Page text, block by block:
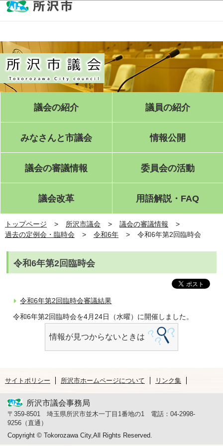
このページの本文へ移動
議会の紹介 議員の紹介
みなさんと市議会 情報公開
議会の審議情報 委員会の活動
議会改革 用語解説・FAQ
トップページ 所沢市議会
議会の審議情報
過去の定例会・臨時会
令和6年 令和6年第2回臨時会
令和6年第2回臨時会
令和6年第2回臨時会審議結果
令和6年第2回臨時会を4月24日（水曜）に開催しました。
情報が見つからないときは
サイトポリシー 所沢市ホームページについて リンク集
所沢市議会事務局
〒359-8501 埼玉県所沢市並木一丁目1番地の1 電話：04-2998-
9256（直通）
Copyright © Tokorozawa City,All Rights Reserved.